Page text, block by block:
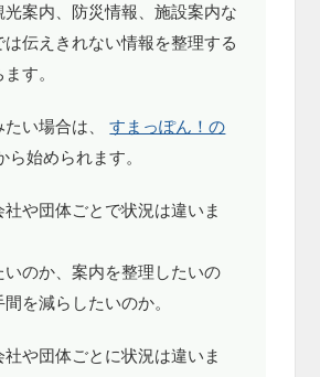
光案内、防災情報、施設案内な
は伝えきれない情報を整理する
す。
たい場合は、すまっぽん！の
ら始められます。
や団体ごとで状況は違いま
いのか、案内を整理したいの
を減らしたいのか。
や団体ごとに状況は違いま